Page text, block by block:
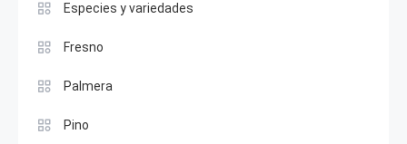
Especies y variedades
Fresno
Palmera
Pino